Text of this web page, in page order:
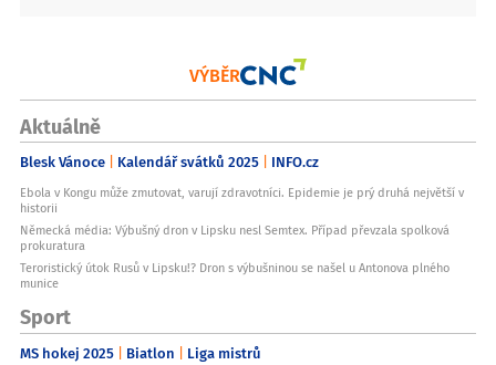
VÝBĚR
Aktuálně
Blesk Vánoce Kalendář svátků 2025 INFO.cz
Ebola v Kongu může zmutovat, varují zdravotníci. Epidemie je prý druhá největší v
historii
Německá média: Výbušný dron v Lipsku nesl Semtex. Případ převzala spolková
prokuratura
Teroristický útok Rusů v Lipsku!? Dron s výbušninou se našel u Antonova plného
munice
Sport
MS hokej 2025 Biatlon Liga mistrů